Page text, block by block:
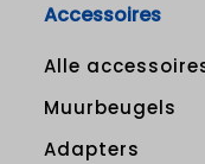
Accessoires
Alle
Muurbeugels
Adapters